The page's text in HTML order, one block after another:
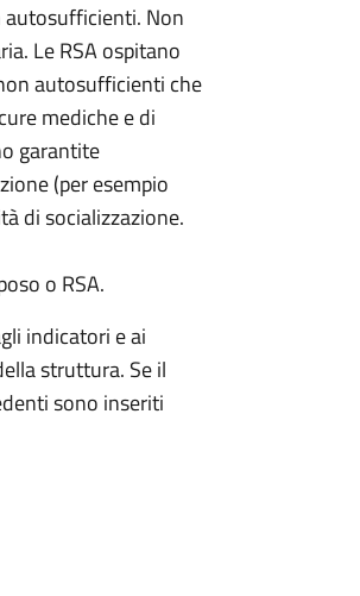
autosufficienti. Non
Le RSA ospitano
autosufficienti che
mediche e di
garantite
(per esempio
di socializzazione.
o RSA.
indicatori e ai
struttura. Se il
sono inseriti